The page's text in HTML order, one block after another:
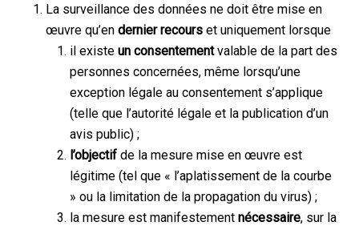
La surveillance des données ne doit être mise en
œuvre qu’en dernier recourset uniquement lorsque
il existe un consentementvalable de la part des
personnes concernées, même lorsqu’une
exception légale au consentement s’applique
(telle que l’autorité légale et la publication d’un
avis public) ;
l’objectifde la mesure mise en œuvre est
légitime (tel que « l’aplatissement de la courbe
» ou la limitation de la propagation du virus) ;
la mesure est manifestement nécessaire, sur la